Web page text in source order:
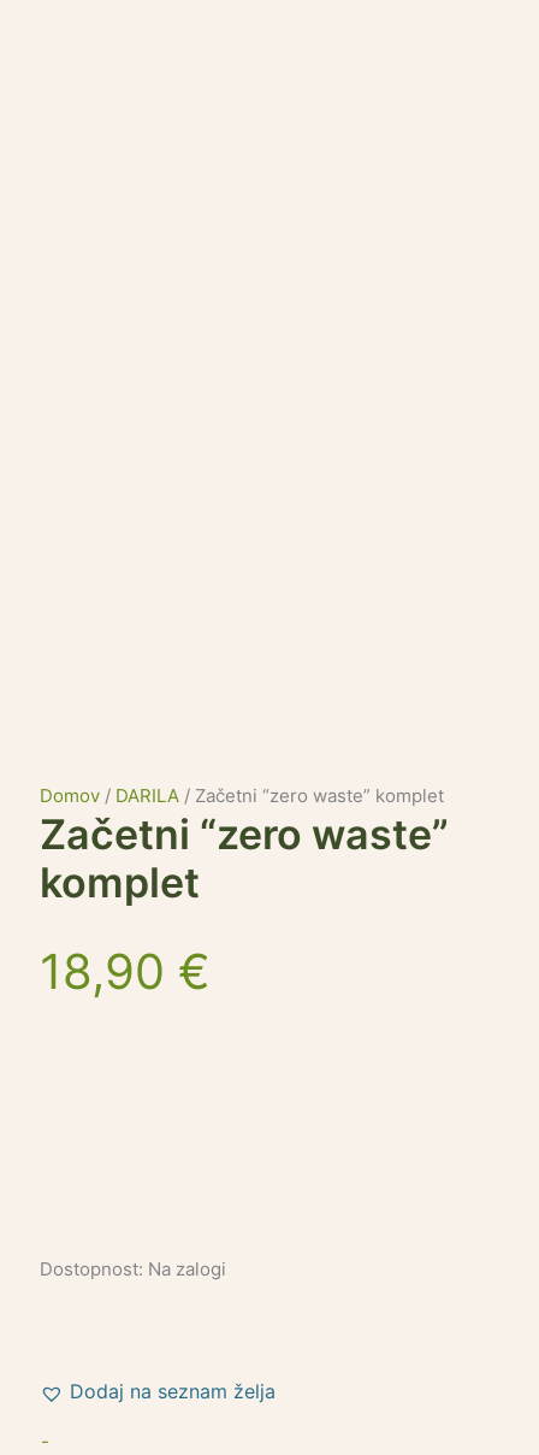
Domov / DARILA / Začetni “zero waste” komplet
Začetni “zero waste”
komplet
18,90 €
Dostopnost: Na zalogi
Dodaj na seznam želja
-